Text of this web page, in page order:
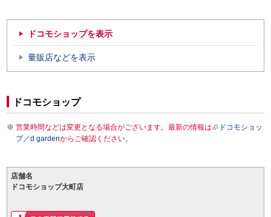
ドコモショップを表示
量販店などを表示
ドコモショップ
営業時間などは変更となる場合がございます。最新の情報は
ドコモショッ
プ／d gardenからご確認ください。
店舗名
ドコモショップ大町店